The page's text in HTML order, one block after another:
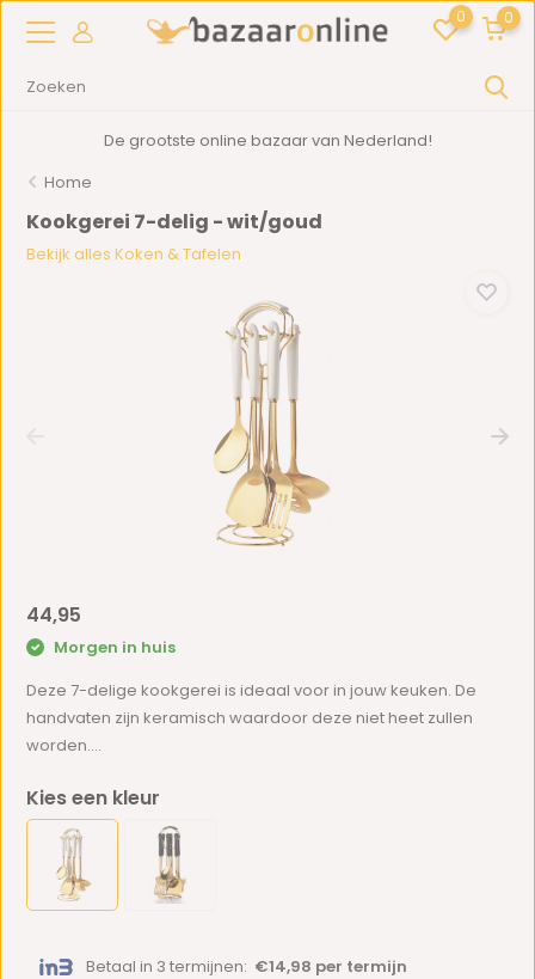
0 0
De grootste online bazaar van Nederland!
Home
Kookgerei 7-delig - wit/goud
Bekijk alles Koken & Tafelen
44,95
Morgen in huis
Deze 7-delige kookgerei is ideaal voor in jouw keuken. De
handvaten zijn keramisch waardoor deze niet heet zullen
worden....
Kies een kleur
Betaal in 3 termijnen: €14,98 per termijn